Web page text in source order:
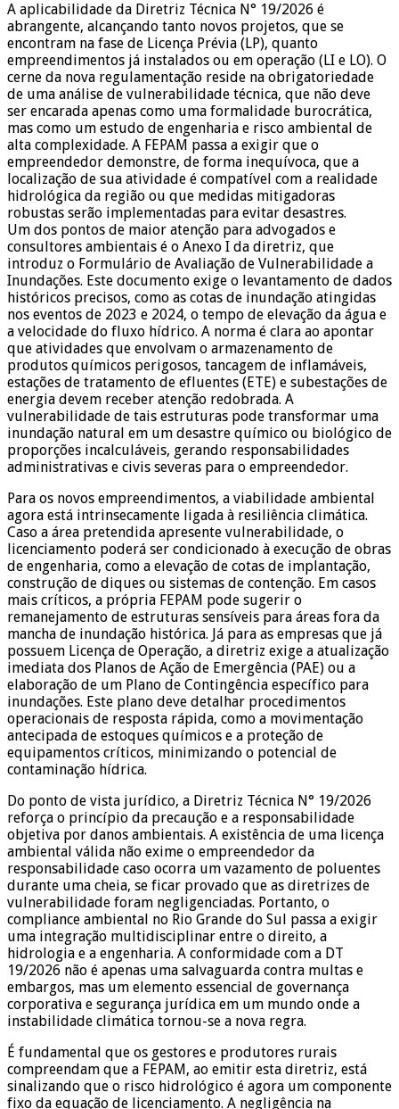
A aplicabilidade da Diretriz Técnica N° 19/2026 é
abrangente, alcançando tanto novos projetos, que se
encontram na fase de Licença Prévia (LP), quanto
empreendimentos já instalados ou em operação (LI e LO). O
cerne da nova regulamentação reside na obrigatoriedade
de uma análise de vulnerabilidade técnica, que não deve
ser encarada apenas como uma formalidade burocrática,
mas como um estudo de engenharia e risco ambiental de
alta complexidade. A FEPAM passa a exigir que o
empreendedor demonstre, de forma inequívoca, que a
localização de sua atividade é compatível com a realidade
hidrológica da região ou que medidas mitigadoras
robustas serão implementadas para evitar desastres.
Um dos pontos de maior atenção para advogados e
consultores ambientais é o Anexo I da diretriz, que
introduz o Formulário de Avaliação de Vulnerabilidade a
Inundações. Este documento exige o levantamento de dados
históricos precisos, como as cotas de inundação atingidas
nos eventos de 2023 e 2024, o tempo de elevação da água e
a velocidade do fluxo hídrico. A norma é clara ao apontar
que atividades que envolvam o armazenamento de
produtos químicos perigosos, tancagem de inflamáveis,
estações de tratamento de efluentes (ETE) e subestações de
energia devem receber atenção redobrada. A
vulnerabilidade de tais estruturas pode transformar uma
inundação natural em um desastre químico ou biológico de
proporções incalculáveis, gerando responsabilidades
administrativas e civis severas para o empreendedor.
Para os novos empreendimentos, a viabilidade ambiental
agora está intrinsecamente ligada à resiliência climática.
Caso a área pretendida apresente vulnerabilidade, o
licenciamento poderá ser condicionado à execução de obras
de engenharia, como a elevação de cotas de implantação,
construção de diques ou sistemas de contenção. Em casos
mais críticos, a própria FEPAM pode sugerir o
remanejamento de estruturas sensíveis para áreas fora da
mancha de inundação histórica. Já para as empresas que já
possuem Licença de Operação, a diretriz exige a atualização
imediata dos Planos de Ação de Emergência (PAE) ou a
elaboração de um Plano de Contingência específico para
inundações. Este plano deve detalhar procedimentos
operacionais de resposta rápida, como a movimentação
antecipada de estoques químicos e a proteção de
equipamentos críticos, minimizando o potencial de
contaminação hídrica.
Do ponto de vista jurídico, a Diretriz Técnica N° 19/2026
reforça o princípio da precaução e a responsabilidade
objetiva por danos ambientais. A existência de uma licença
ambiental válida não exime o empreendedor da
responsabilidade caso ocorra um vazamento de poluentes
durante uma cheia, se ficar provado que as diretrizes de
vulnerabilidade foram negligenciadas. Portanto, o
compliance ambiental no Rio Grande do Sul passa a exigir
uma integração multidisciplinar entre o direito, a
hidrologia e a engenharia. A conformidade com a DT
19/2026 não é apenas uma salvaguarda contra multas e
embargos, mas um elemento essencial de governança
corporativa e segurança jurídica em um mundo onde a
instabilidade climática tornou-se a nova regra.
É fundamental que os gestores e produtores rurais
compreendam que a FEPAM, ao emitir esta diretriz, está
sinalizando que o risco hidrológico é agora um componente
fixo da equação de licenciamento. A negligência na